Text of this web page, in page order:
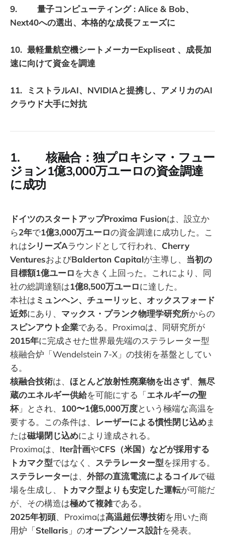
9. 量子コンピューティング : Alice & Bob、
Next40への選出、本格的な成長フェーズに
10. 最軽量航空機シートメーカーExpliseat 、成長加
速に向けて資金を調達
11. ミストラルAI、NVIDIAと提携し、アメリカのAI
クラウド大手に対抗
1. 核融合：独プロキシマ・フュー
ジョン1億3,000万ユーロの資金調達
に成功
ドイツのスタートアップProxima Fusionは、設立か
ら2年で1億3,000万ユーロの資金調達に成功した。こ
れはシリーズAラウンドとして行われ、 Cherry
VenturesおよびBalderton Capitalが主導し、 当初の
目標額1億ユーロを大きく上回った。これにより、同
社の総調達額は1億8,500万ユーロに達した。
本社は ミュンヘン、チューリッヒ、オックスフォード
近郊にあり、 マックス・プランク物理学研究所からの
スピンアウト企業である。Proximaは、同研究所が
2015年に完成させた世界最先端のステラレーター型
核融合炉「Wendelstein 7-X」の技術を基盤としてい
る。
核融合技術は、 ほとんど放射性廃棄物を出さず、 無尽
蔵のエネルギー供給を可能にする「エネルギーの聖
杯」とされ、 100〜1億5,000万度という極端な高温を
要する。この条件は、 レーザーによる慣性閉じ込めま
たは磁場閉じ込めにより達成される。
Proximaは、 Iter計画やCFS（米国）などが採用する
トカマク型ではなく、 ステラレーター型を採用する。
ステラレーターは、 外部の直流電流によるコイルで磁
場を生成し、
トカマク型よりも安定した運転が可能だ
が、その構造は極めて複雑である。
2025年初頭、Proximaは高温超伝導技術を用いた商
用炉「Stellaris 」のオープンソース設計を発表。